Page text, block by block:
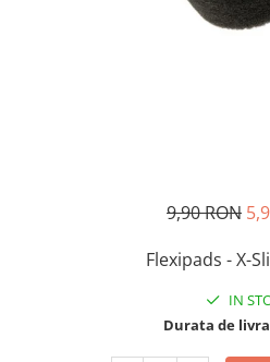
9,90 RON
Flexipads - X-
IN
Durata de